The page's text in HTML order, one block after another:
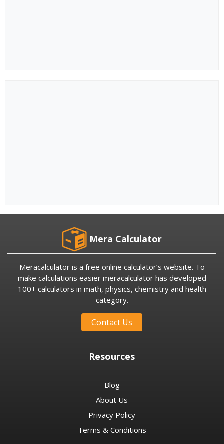
Mera Calculator
Meracalculator is a free online calculator’s website. To
make calculations easier meracalculator has developed
100+ calculators in math, physics, chemistry and health
category.
Contact Us
Resources
Blog
About Us
Privacy Policy
Terms & Conditions